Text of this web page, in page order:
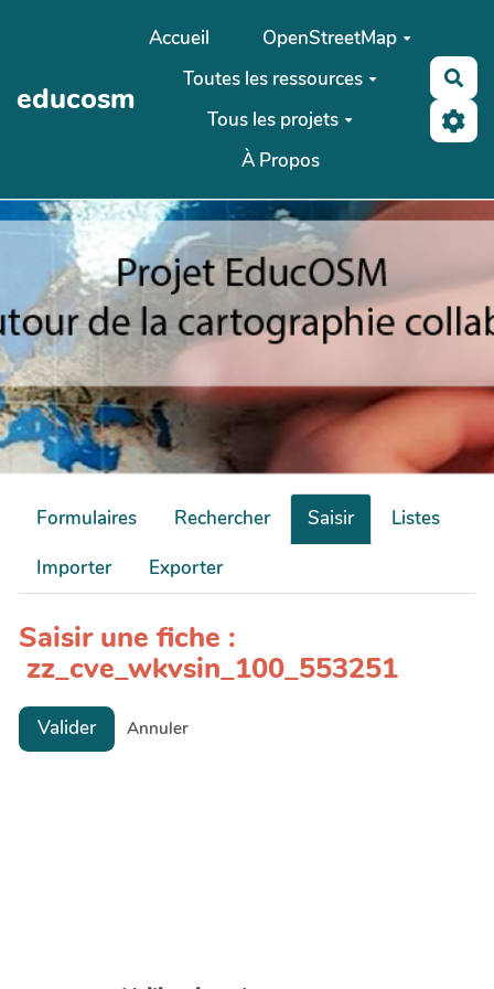
Aller au contenu principal
educosm
Accueil
OpenStreetMap
Toutes les ressources
Tous les projets
À Propos
Formulaires Rechercher Saisir
Listes
Importer
Exporter
Saisir une fiche :
zz_cve_wkvsin_100_553251
Valider Annuler